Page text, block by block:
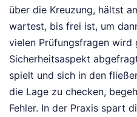
über die Kreuzung, hältst
wartest, bis frei ist, um
vielen Prüfungsfragen wird
Sicherheitsaspekt
spielt und sich in den
die Lage zu checken,
Fehler. In der Praxis spart